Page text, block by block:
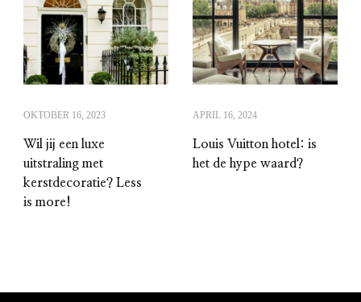
OKTOBER 16, 2023
Wil jij een luxe
uitstraling met
kerstdecoratie? Less
is more!
APRIL 16, 2024
Louis Vuitton hotel: is
het de hype waard?